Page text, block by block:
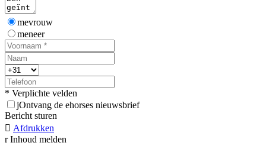
mevrouw
meneer
* Verplichte velden
jOntvang de ehorses nieuwsbrief
Bericht sturen
 Afdrukken
r Inhoud melden